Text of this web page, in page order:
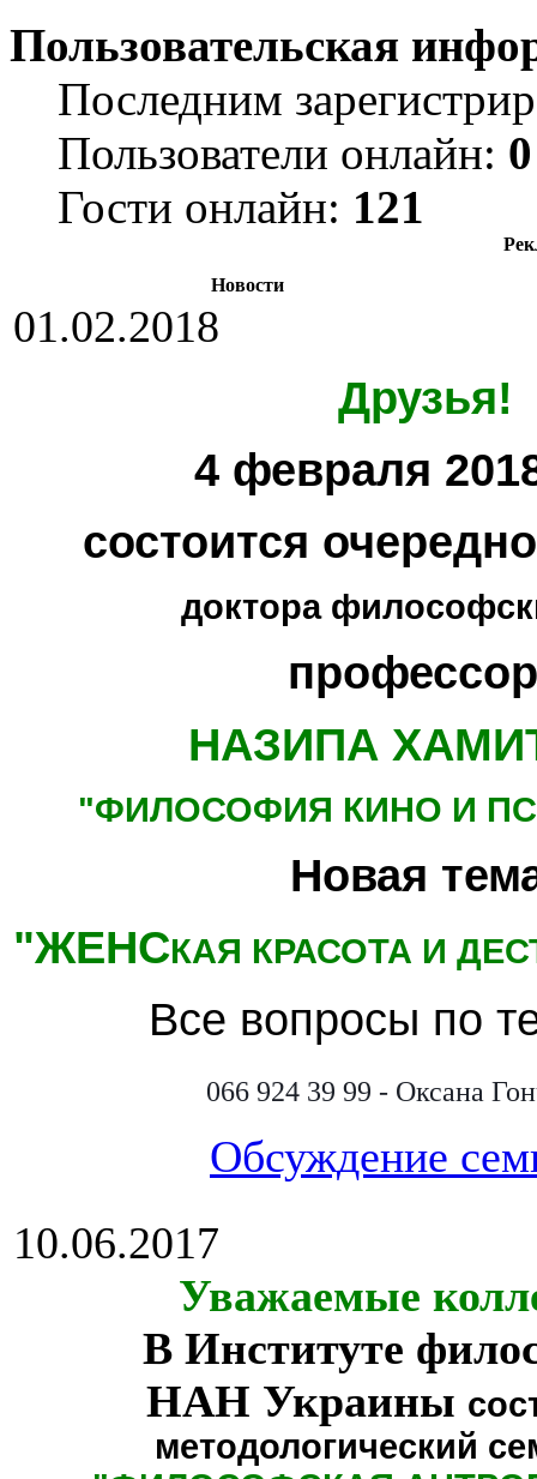
Пользовательская
Последним
Пользователи онлайн: 0
Гости онлайн: 121
Новости
01.02.2018
Друзья!
4 февраля
состоится
доктора
НАЗИПА
"ФИЛОСОФИЯ КИНО И
Новая
"ЖЕНСКАЯ КРАСОТА И
Все вопросы по
066 924 39 99 - Оксана
Обсуждение
10.06.2017
Уважаемые
В Институте
НАН Украины
методологический